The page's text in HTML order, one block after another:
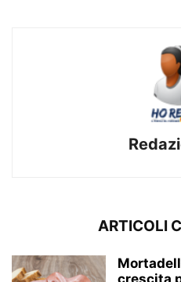
ARTICOLI